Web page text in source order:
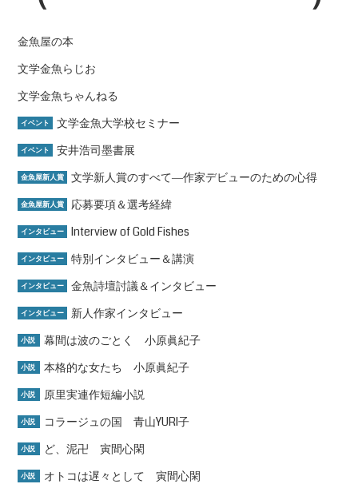
金魚屋の本
文学金魚らじお
文学金魚ちゃんねる
イベント 文学金魚大学校セミナー
イベント 安井浩司墨書展
金魚屋新人賞 文学新人賞のすべて―作家デビューのための心得
金魚屋新人賞 応募要項＆選考経緯
インタビュー Interview of Gold Fishes
インタビュー 特別インタビュー＆講演
インタビュー 金魚詩壇討議＆インタビュー
インタビュー 新人作家インタビュー
小説 幕間は波のごとく 小原眞紀子
小説 本格的な女たち 小原眞紀子
小説 原里実連作短編小説
小説 コラージュの国 青山YURI子
小説 ど、泥卍 寅間心閑
小説 オトコは遅々として 寅間心閑